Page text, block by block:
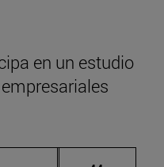
en un estudio